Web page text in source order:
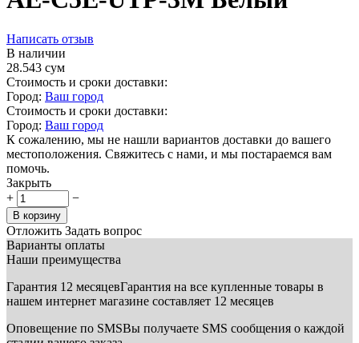
Написать отзыв
В наличии
28.543 сум
Стоимость и сроки доставки:
Город: Ваш город
Стоимость и сроки доставки:
Город: Ваш город
К сожалению, мы не нашли вариантов доставки до вашего
местоположения. Свяжитесь с нами, и мы постараемся вам
помочь.
Закрыть
+
−
В корзину
Отложить Задать вопрос
Варианты оплаты
Наши преимущества
Гарантия 12 месяцевГарантия на все купленные товары в
нашем интернет магазине составляет 12 месяцев
Оповещение по SMSВы получаете SMS сообщения о каждой